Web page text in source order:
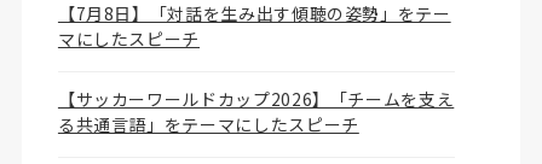
【7月8日】「対話を生み出す傾聴の姿勢」をテー
マにしたスピーチ
【サッカーワールドカップ2026】「チームを支え
る共通言語」をテーマにしたスピーチ